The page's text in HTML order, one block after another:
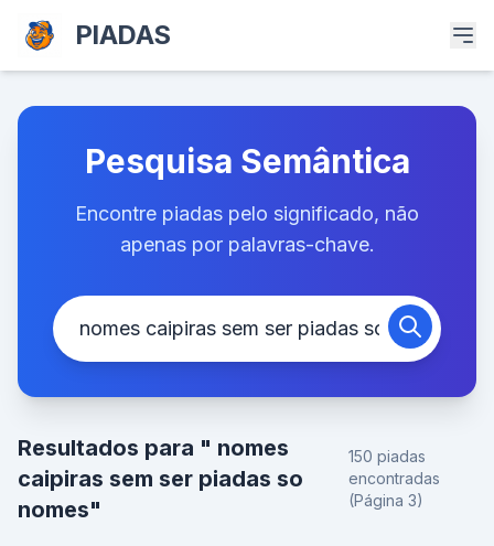
PIADAS
Pesquisa Semântica
Encontre piadas pelo significado, não
apenas por palavras-chave.
Resultados para " nomes
caipiras sem ser piadas so
nomes"
150 piadas
encontradas
(Página 3)